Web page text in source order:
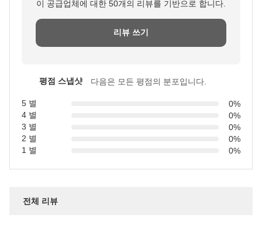
이 공급업체에 대한 50개의 리뷰를 기반으로 합니다.
리뷰 쓰기
평점 스냅샷 다음은 모든 평점의 분포입니다.
5 별
0%
4 별
0%
3 별
0%
2 별
0%
1 별
0%
전체 리뷰